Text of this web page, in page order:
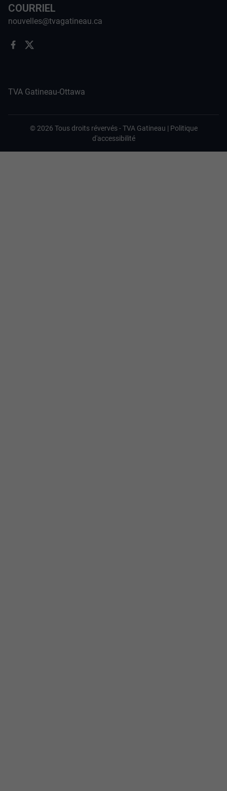
COURRIEL
nouvelles@tvagatineau.ca
TVA Gatineau-Ottawa
© 2026 Tous droits révervés -TVA Gatineau | Politique
d'accessibilité